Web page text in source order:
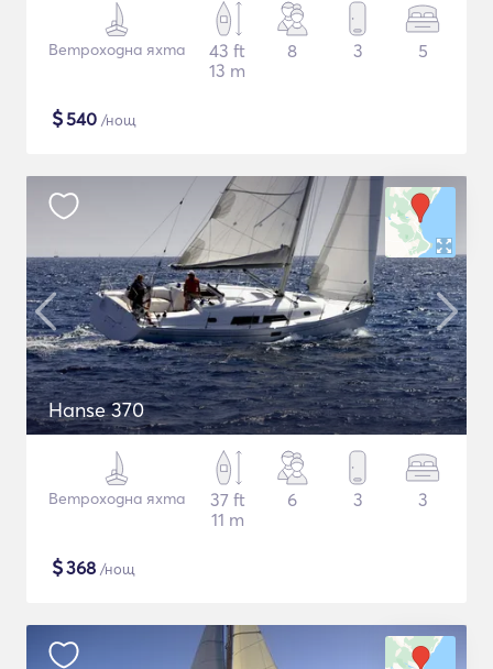
Ветроходна яхта
43 ft
13 m
8 3 5
$540 /нощ
Hanse 370
Ветроходна яхта
37 ft
11 m
6 3 3
$368 /нощ